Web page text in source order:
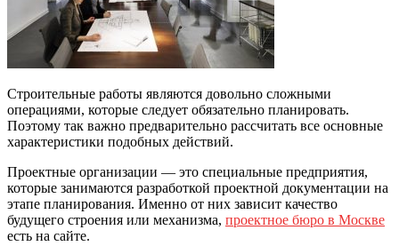
Строительные работы являются довольно сложными
операциями, которые следует обязательно планировать.
Поэтому так важно предварительно рассчитать все основные
характеристики подобных действий.
Проектные организации — это специальные предприятия,
которые занимаются разработкой проектной документации на
этапе планирования. Именно от них зависит качество
будущего строения или механизма, проектное бюро в Москве
есть на сайте.